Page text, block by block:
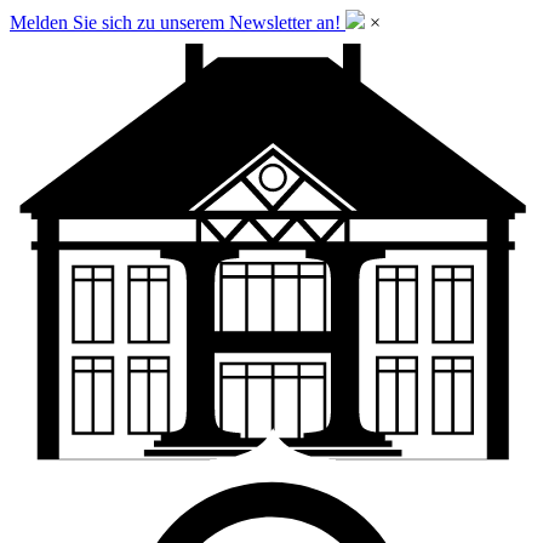
Melden Sie sich zu unserem Newsletter an! ×